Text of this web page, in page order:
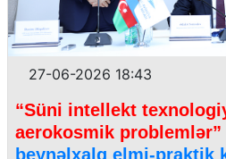
27-06-2026 18:43
“Süni intellekt
aerokosmik problemlər”
beynəlxalq elmi-praktik